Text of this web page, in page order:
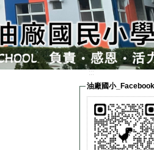
:::
油廠國小_Facebook